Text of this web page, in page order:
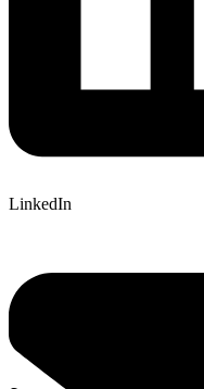
LinkedIn